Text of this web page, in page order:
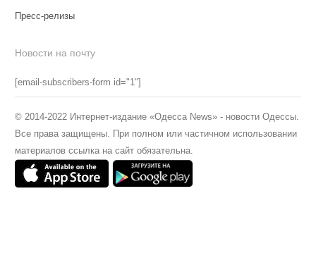
Пресс-релизы
Новости на почту
[email-subscribers-form id="1"]
© 2014-2022 Интернет-издание «Одесса News» - новости Одессы.
Все права защищены. При полном или частичном использовании
материалов ссылка на сайт обязательна.